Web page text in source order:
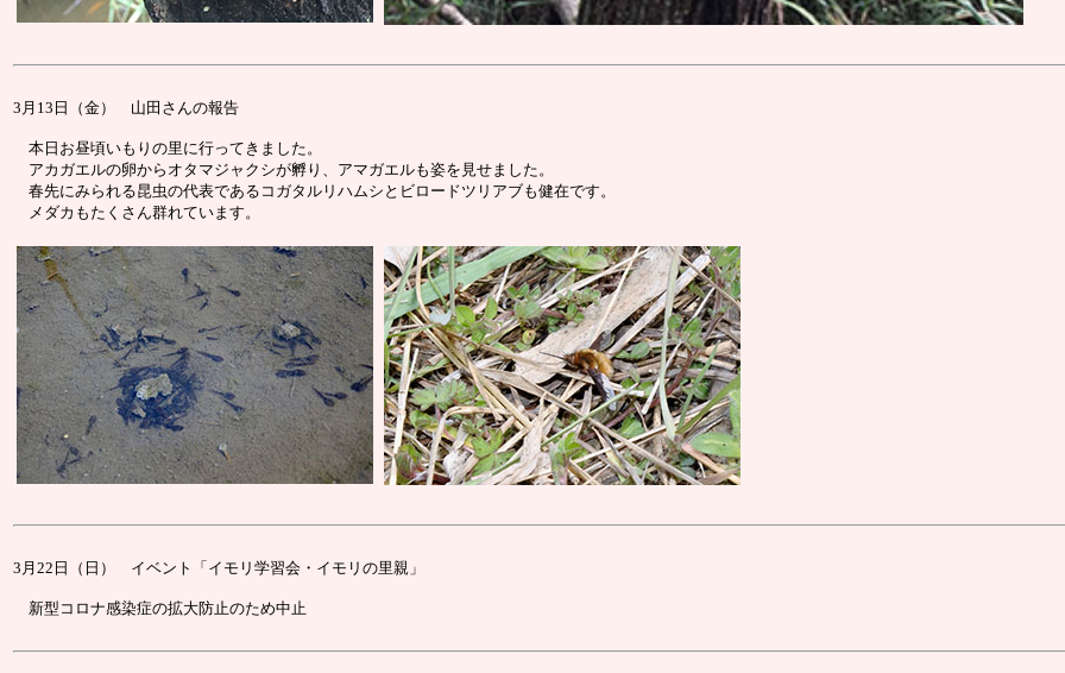
3月13日（金） 山田さんの報告
本日お昼頃いもりの里に行ってきました。
アカガエルの卵からオタマジャクシが孵り、アマガエルも姿を見せました。
春先にみられる昆虫の代表であるコガタルリハムシとビロードツリアブも健在です。
メダカもたくさん群れています。
3月22日（日） イベント「イモリ学習会・イモリの里親」
新型コロナ感染症の拡大防止のため中止